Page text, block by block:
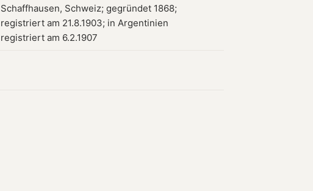
Schaffhausen, Schweiz; gegründet 1868;
registriert am 21.8.1903; in Argentinien
registriert am 6.2.1907